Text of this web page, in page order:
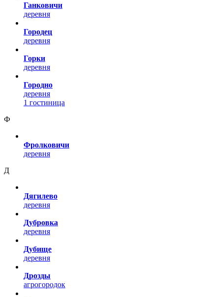
Ганковичи
деревня
Городец
деревня
Горки
деревня
Городно
деревня
1 гостиница
Ф
Фролковичи
деревня
Д
Дягилево
деревня
Дубровка
деревня
Дубище
деревня
Дрозды
агрогородок